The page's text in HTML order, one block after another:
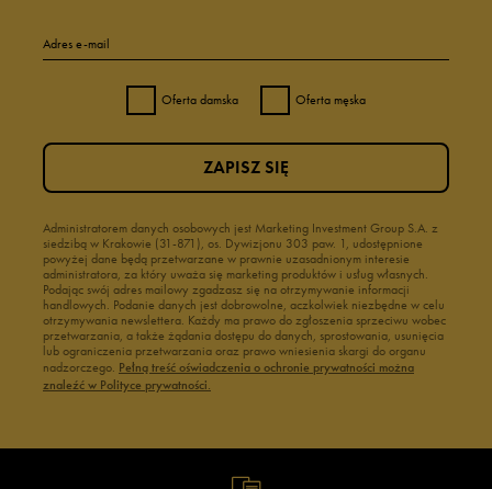
Adres e-mail
Oferta damska Oferta męska
Administratorem danych osobowych jest Marketing Investment Group S.A. z
siedzibą w Krakowie (31-871), os. Dywizjonu 303 paw. 1, udostępnione
powyżej dane będą przetwarzane w prawnie uzasadnionym interesie
administratora, za który uważa się marketing produktów i usług własnych.
Podając swój adres mailowy zgadzasz się na otrzymywanie informacji
handlowych. Podanie danych jest dobrowolne, aczkolwiek niezbędne w celu
otrzymywania newslettera. Każdy ma prawo do zgłoszenia sprzeciwu wobec
przetwarzania, a także żądania dostępu do danych, sprostowania, usunięcia
lub ograniczenia przetwarzania oraz prawo wniesienia skargi do organu
nadzorczego. Pełną treść oświadczenia o ochronie prywatności można
znaleźć w Polityce prywatności.
ZAPISZ SIĘ